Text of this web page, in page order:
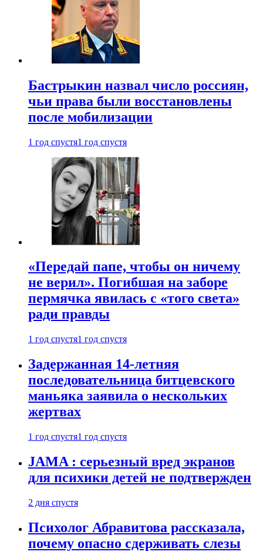
Бастрыкин назвал число россиян,
чьи права были восстановлены
после мобилизации
1 год спустя1 год спустя
«Передай папе, чтобы он ничему
не верил». Погибшая на заборе
пермячка явилась с «того света»
ради правды
1 год спустя1 год спустя
Задержанная 14-летняя
последовательница битцевского
маньяка заявила о нескольких
жертвах
1 год спустя1 год спустя
JAMA : серьезный вред экранов
для психики детей не подтвержден
2 дня спустя
Психолог Абравитова рассказала,
почему опасно сдерживать слезы